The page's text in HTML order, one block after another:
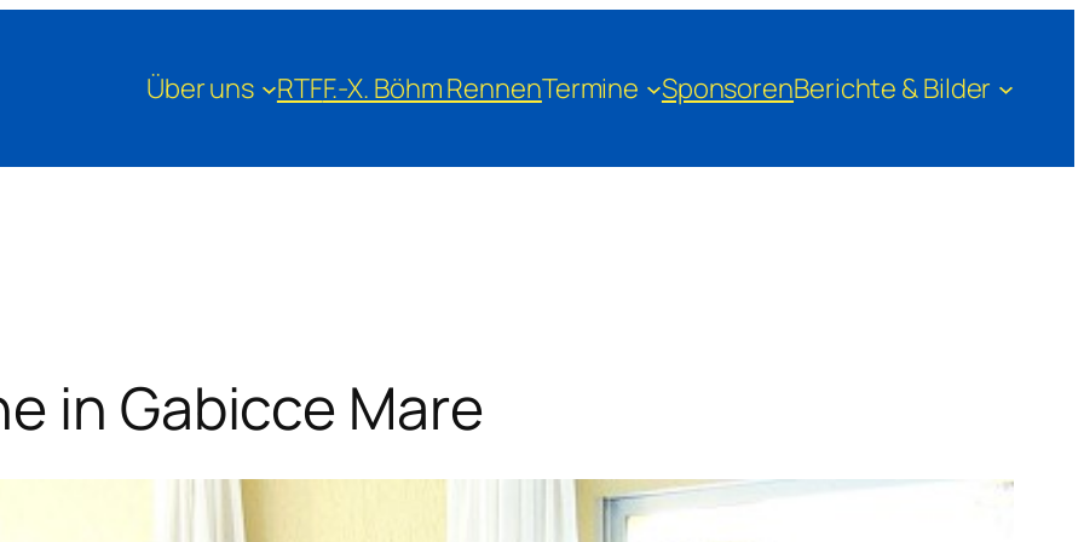
Über uns RTFF.-X. Böhm RennenTermine SponsorenBerichte & Bilder
in Gabicce Mare